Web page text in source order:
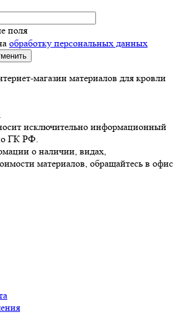
поля
обработку персональных данных
магазин материалов для кровли
исключительно информационный
ГК РФ.
о наличии, видах,
материалов, обращайтесь в офис